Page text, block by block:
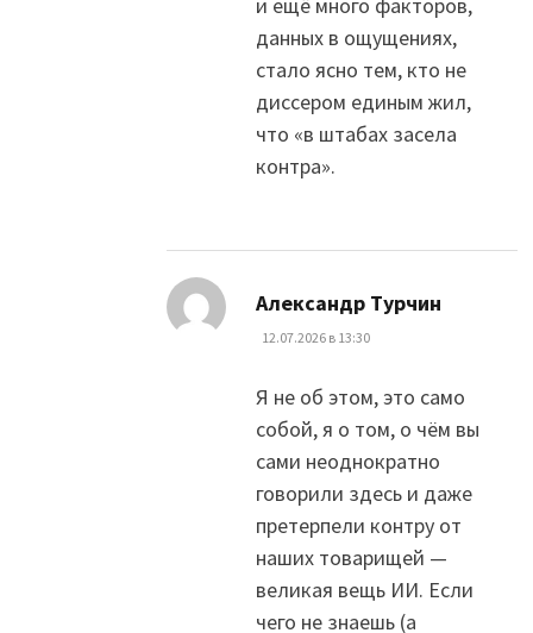
и ещё много факторов,
данных в ощущениях,
стало ясно тем, кто не
диссером единым жил,
что «в штабах засела
контра».
Александр Турчин
12.07.2026 в 13:30
Я не об этом, это само
собой, я о том, о чём вы
сами неоднократно
говорили здесь и даже
претерпели контру от
наших товарищей —
великая вещь ИИ. Если
чего не знаешь (а